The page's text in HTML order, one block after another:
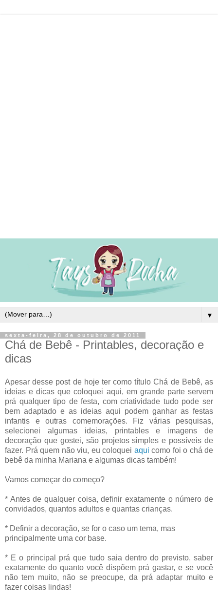
▼
sexta-feira, 28 de outubro de 2011
Chá de Bebê - Printables, decoração e
dicas
Apesar desse post de hoje ter como título Chá de Bebê, as
ideias e dicas que coloquei aqui, em grande parte servem
prá qualquer tipo de festa, com criatividade tudo pode ser
bem adaptado e as ideias aqui podem ganhar as festas
infantis e outras comemorações. Fiz várias pesquisas,
selecionei algumas ideias, printables e imagens de
decoração que gostei, são projetos simples e possíveis de
fazer. Prá quem não viu, eu coloquei aqui como foi o chá de
bebê da minha Mariana e algumas dicas também!
Vamos começar do começo?
* Antes de qualquer coisa, definir exatamente o número de
convidados, quantos adultos e quantas crianças.
* Definir a decoração, se for o caso um tema, mas
principalmente uma cor base.
* E o principal prá que tudo saia dentro do previsto, saber
exatamente do quanto você dispõem prá gastar, e se você
não tem muito, não se preocupe, da prá adaptar muito e
fazer coisas lindas!